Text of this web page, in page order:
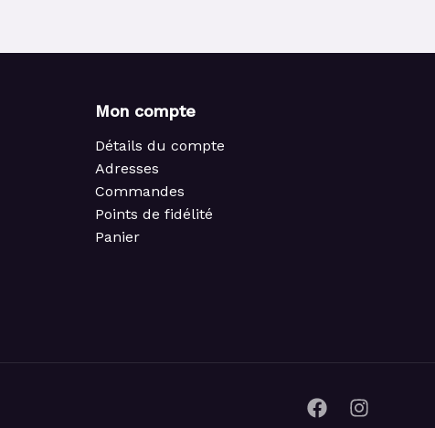
Mon compte
Détails du compte
Adresses
Commandes
Points de fidélité
Panier